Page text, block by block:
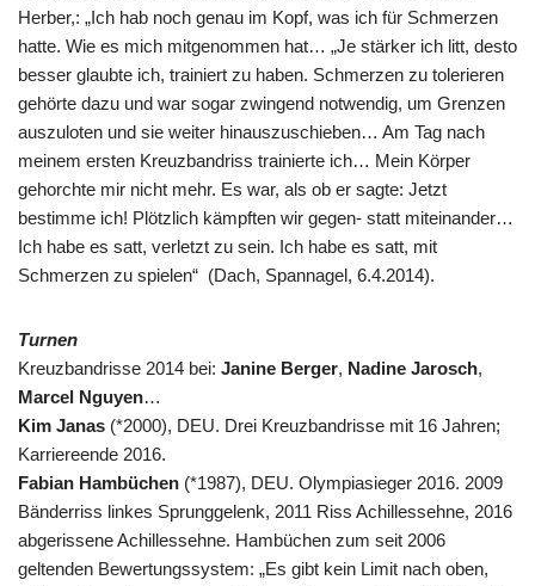
Herber,: „Ich hab noch genau im Kopf, was ich für Schmerzen
hatte. Wie es mich mitgenommen hat… „Je stärker ich litt, desto
besser glaubte ich, trainiert zu haben. Schmerzen zu tolerieren
gehörte dazu und war sogar zwingend notwendig, um Grenzen
auszuloten und sie weiter hinauszuschieben… Am Tag nach
meinem ersten Kreuzbandriss trainierte ich… Mein Körper
gehorchte mir nicht mehr. Es war, als ob er sagte: Jetzt
bestimme ich! Plötzlich kämpften wir gegen- statt miteinander…
Ich habe es satt, verletzt zu sein. Ich habe es satt, mit
Schmerzen zu spielen“ (Dach, Spannagel, 6.4.2014).
Turnen
Kreuzbandrisse 2014 bei: Janine Berger, Nadine Jarosch,
Marcel Nguyen…
Kim Janas (*2000), DEU. Drei Kreuzbandrisse mit 16 Jahren;
Karriereende 2016.
Fabian Hambüchen (*1987), DEU. Olympiasieger 2016. 2009
Bänderriss linkes Sprunggelenk, 2011 Riss Achillessehne, 2016
abgerissene Achillessehne. Hambüchen zum seit 2006
geltenden Bewertungssystem: „Es gibt kein Limit nach oben,